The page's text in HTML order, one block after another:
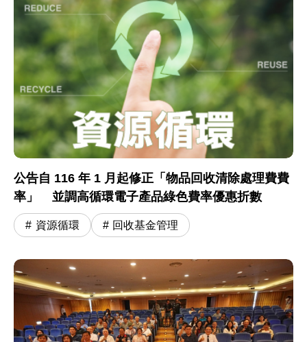
公告自 116 年 1 月起修正「物品回收清除處理費費
率」 並調高循環電子產品綠色費率優惠折數
資源循環 回收基金管理